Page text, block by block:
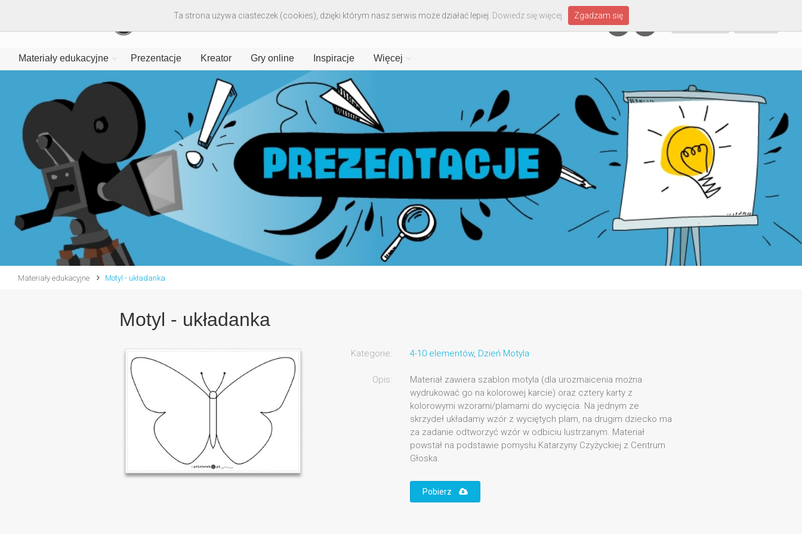
Materiały edukacyjne Prezentacje Kreator Gry online Inspiracje Więcej
Materiały edukacyjne Motyl - układanka
Motyl - układanka
Kategorie: 4-10 elementów, Dzień Motyla
Opis:
Materiał zawiera szablon motyla (dla urozmaicenia można
wydrukować go na kolorowej karcie) oraz cztery karty z
kolorowymi wzorami/plamami do wycięcia. Na jednym ze
skrzydeł układamy wzór z wyciętych plam, na drugim dziecko ma
za zadanie odtworzyć wzór w odbiciu lustrzanym. Materiał
powstał na podstawie pomysłu Katarzyny Czyżyckiej z Centrum
Głoska.
Pobierz
Ta strona używa ciasteczek (cookies), dzięki którym nasz serwis może działać lepiej. Dowiedz się więcej Zgadzam się